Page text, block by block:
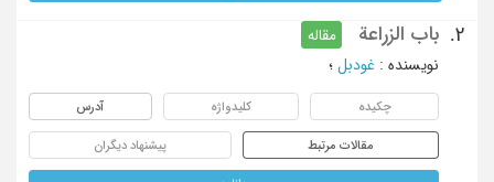
2. باب الزراعة
مقاله
نویسنده : غودبل ؛
چکیده کلیدواژه آدرس
مقالات مرتبط پیشنهاد دیگران